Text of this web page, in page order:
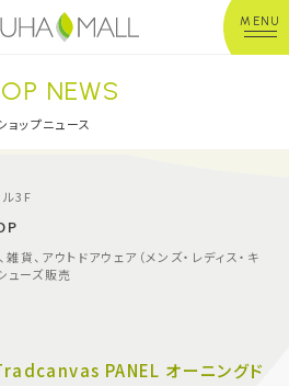
MENU
日：10:00~20:00
店舗により異なる
ョップガイド
ルメ＆フード
NEWS
ョップニュース
3F
雑貨、アウトドアウェア（メンズ・レディス・キ
ューズ販売
PANEL オーニングド